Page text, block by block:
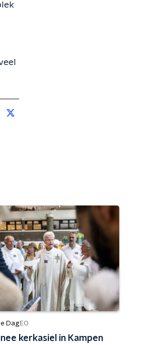
DagEO
kerkasiel in Kampen